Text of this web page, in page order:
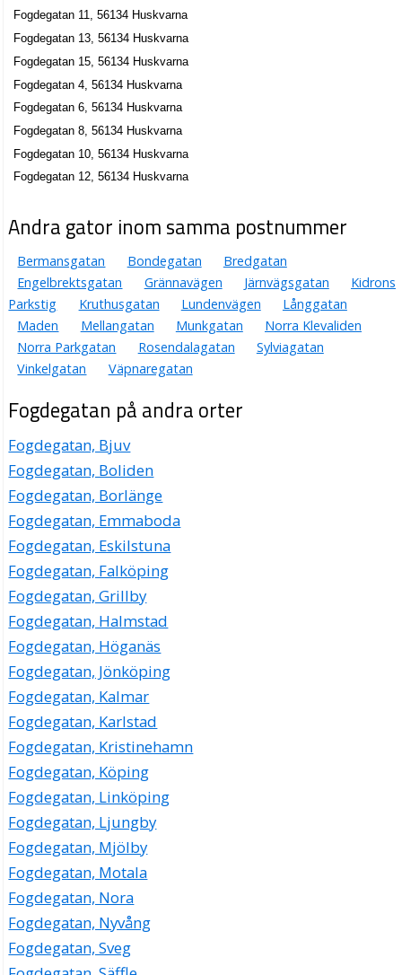
Fogdegatan 11, 56134 Huskvarna
Fogdegatan 13, 56134 Huskvarna
Fogdegatan 15, 56134 Huskvarna
Fogdegatan 4, 56134 Huskvarna
Fogdegatan 6, 56134 Huskvarna
Fogdegatan 8, 56134 Huskvarna
Fogdegatan 10, 56134 Huskvarna
Fogdegatan 12, 56134 Huskvarna
Andra gator inom samma postnummer
Bermansgatan Bondegatan
Bredgatan
Engelbrektsgatan
Grännavägen Järnvägsgatan
Kidrons
Parkstig
Kruthusgatan Lundenvägen
Långgatan
Maden
Mellangatan Munkgatan
Norra Klevaliden
Norra Parkgatan
Rosendalagatan
Sylviagatan
Vinkelgatan
Väpnaregatan
Fogdegatan på andra orter
Fogdegatan, Bjuv
Fogdegatan, Boliden
Fogdegatan, Borlänge
Fogdegatan, Emmaboda
Fogdegatan, Eskilstuna
Fogdegatan, Falköping
Fogdegatan, Grillby
Fogdegatan, Halmstad
Fogdegatan, Höganäs
Fogdegatan, Jönköping
Fogdegatan, Kalmar
Fogdegatan, Karlstad
Fogdegatan, Kristinehamn
Fogdegatan, Köping
Fogdegatan, Linköping
Fogdegatan, Ljungby
Fogdegatan, Mjölby
Fogdegatan, Motala
Fogdegatan, Nora
Fogdegatan, Nyvång
Fogdegatan, Sveg